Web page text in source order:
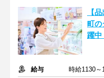
【
町の
躍
給与
時給1130～